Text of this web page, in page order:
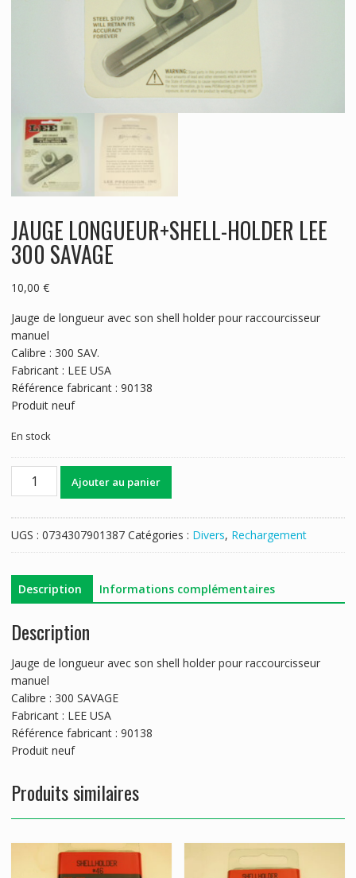
JAUGE LONGUEUR+SHELL-HOLDER LEE
300 SAVAGE
10,00 €
Jauge de longueur avec son shell holder pour raccourcisseur
manuel
Calibre : 300 SAV.
Fabricant : LEE USA
Référence fabricant : 90138
Produit neuf
En stock
quantité
HOLDER
300
SAVAGE
Ajouter au panier
UGS : 0734307901387 Catégories : Divers, Rechargement
Description Informations complémentaires
Description
Jauge de longueur avec son shell holder pour raccourcisseur
manuel
Calibre : 300 SAVAGE
Fabricant : LEE USA
Référence fabricant : 90138
Produit neuf
Produits similaires